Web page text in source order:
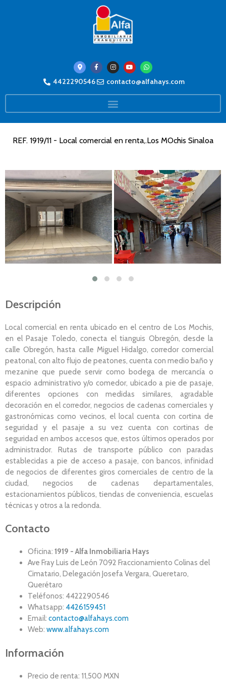
4422290546 contacto@alfahays.com
REF. 1919/11 - Local comercial en renta,.Los MOchis Sinaloa
Descripción
Local comercial en renta ubicado en el centro de Los Mochis,
en el Pasaje Toledo, conecta el tianguis Obregón, desde la
calle Obregón, hasta calle Miguel Hidalgo, corredor comercial
peatonal, con alto flujo de peatones, cuenta con medio baño y
mezanine que puede servir como bodega de mercancía o
espacio administrativo y/o comedor, ubicado a pie de pasaje,
diferentes opciones con medidas similares, agradable
decoración en el corredor, negocios de cadenas comerciales y
gastronómicas como vecinos, el local cuenta con cortina de
seguridad y el pasaje a su vez cuenta con cortinas de
seguridad en ambos accesos que, estos últimos operados por
administrador. Rutas de transporte público con paradas
establecidas a pie de acceso a pasaje, con bancos, infinidad
de negocios de diferentes giros comerciales de centro de la
ciudad, negocios de cadenas departamentales,
estacionamientos públicos, tiendas de conveniencia, escuelas
técnicas y otros a la redonda.
Contacto
Oficina: 1919 - Alfa Inmobiliaria Hays
Ave Fray Luis de León 7092 Fraccionamiento Colinas del
Cimatario, Delegación Josefa Vergara, Queretaro,
Querétaro
Teléfonos: 4422290546
Whatsapp: 4426159451
Email: contacto@alfahays.com
Web: www.alfahays.com
Información
Precio de renta: 11,500 MXN